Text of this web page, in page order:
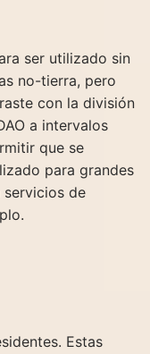
ser utilizado sin
no-tierra, pero
con la división
a intervalos
que se
para grandes
servicios de
Estas